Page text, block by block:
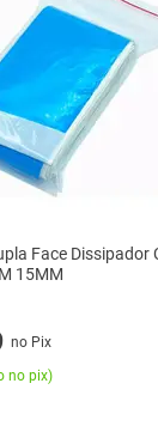
Face Dissipador
15MM
no Pix
no pix)